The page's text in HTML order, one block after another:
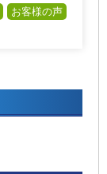
お客様の声